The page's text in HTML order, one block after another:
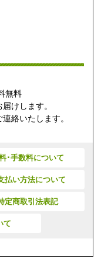
無料
けします。
絡いたします。
･手数料について
払い方法について
定商取引法表記
て